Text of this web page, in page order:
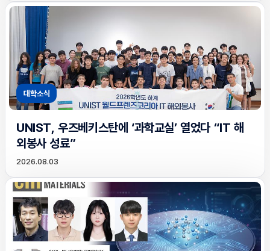
대학소식
UNIST, 우즈베키스탄에 ‘과학교실’ 열었다 “IT 해
외봉사 성료”
2026.08.03